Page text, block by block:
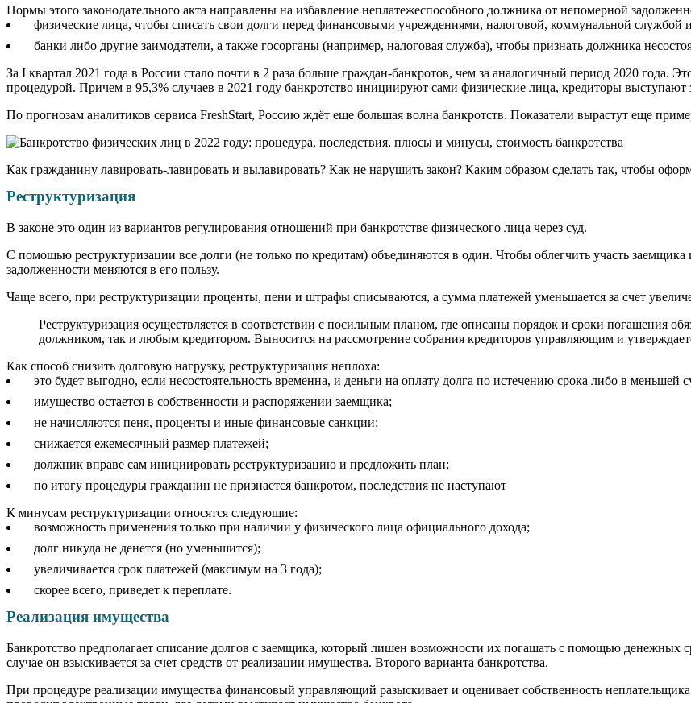
Нормы этого законодательного акта направлены на избавление неплатежеспособного должника от непомерной
физические лица, чтобы списать свои долги перед финансовыми учреждениями, налоговой, коммунальной службой
банки либо другие заимодатели, а также госорганы (например, налоговая служба), чтобы признать должника
За I квартал 2021 года в России стало почти в 2 раза больше граждан-банкротов, чем за аналогичный период 2020 года.
процедурой. Причем в 95,3% случаев в 2021 году банкротство инициируют сами физические лица, кредиторы выступают
По прогнозам аналитиков сервиса FreshStart, Россию ждёт еще большая волна банкротств. Показатели вырастут еще
Как гражданину лавировать-лавировать и вылавировать? Как не нарушить закон? Каким образом сделать так, чтобы
Реструктуризация
В законе это один из вариантов регулирования отношений при банкротстве физического лица через суд.
С помощью реструктуризации все долги (не только по кредитам) объединяются в один. Чтобы облегчить участь
задолженности меняются в его пользу.
Чаще всего, при реструктуризации проценты, пени и штрафы списываются, а сумма платежей уменьшается за счет
Реструктуризация осуществляется в соответствии с посильным планом, где описаны порядок и сроки погашения
должником, так и любым кредитором. Выносится на рассмотрение собрания кредиторов управляющим и
Как способ снизить долговую нагрузку, реструктуризация неплоха:
это будет выгодно, если несостоятельность временна, и деньги на оплату долга по истечению срока либо в меньшей
имущество остается в собственности и распоряжении заемщика;
не начисляются пеня, проценты и иные финансовые санкции;
снижается ежемесячный размер платежей;
должник вправе сам инициировать реструктуризацию и предложить план;
по итогу процедуры гражданин не признается банкротом, последствия не наступают
К минусам реструктуризации относятся следующие:
возможность применения только при наличии у физического лица официального дохода;
долг никуда не денется (но уменьшится);
увеличивается срок платежей (максимум на 3 года);
скорее всего, приведет к переплате.
Реализация имущества
Банкротство предполагает списание долгов с заемщика, который лишен возможности их погашать с помощью денежных
случае он взыскивается за счет средств от реализации имущества. Второго варианта банкротства.
При процедуре реализации имущества финансовый управляющий разыскивает и оценивает собственность